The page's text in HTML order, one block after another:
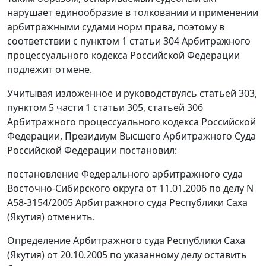
нарушает единообразие в толковании и применении
арбитражными судами норм права, поэтому в
соответствии с пунктом 1 статьи 304 Арбитражного
процессуального кодекса Российской Федерации
подлежит отмене.
Учитывая изложенное и руководствуясь статьей 303,
пунктом 5 части 1 статьи 305, статьей 306
Арбитражного процессуального кодекса Российской
Федерации, Президиум Высшего Арбитражного Суда
Российской Федерации постановил:
постановление Федерального арбитражного суда
Восточно-Сибирского округа от 11.01.2006 по делу N
А58-3154/2005 Арбитражного суда Республики Саха
(Якутия) отменить.
Определение Арбитражного суда Республики Саха
(Якутия) от 20.10.2005 по указанному делу оставить